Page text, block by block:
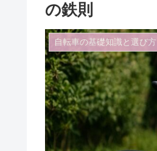
の鉄則
自転車の基礎知識と選び方